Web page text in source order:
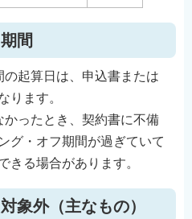
間
起算日は、申込書または
ります。
ったとき、契約書に不備
グ・オフ期間が過ぎていて
きる場合があります。
象外（主なもの）